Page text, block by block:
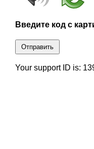
Введите код с
Отправить
Your support ID is: